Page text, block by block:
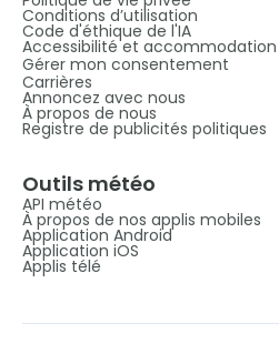
Conditions d’utilisation
Code d'éthique de l'IA
Accessibilité et accommodation
Gérer mon consentement
Carrières
Annoncez avec nous
À propos de nous
Registre de publicités politiques
Outils météo
API météo
À propos de nos applis mobiles
Application Android
Application iOS
Applis télé